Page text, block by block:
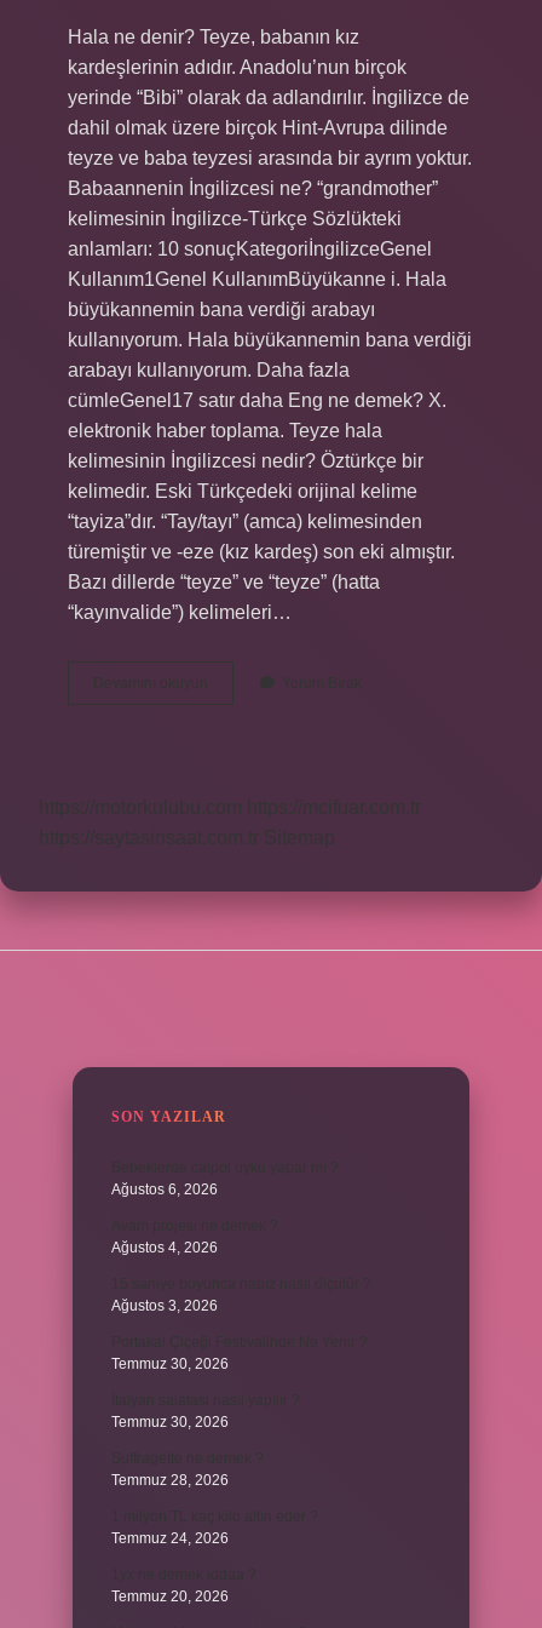
Hala ne denir? Teyze, babanın kız
kardeşlerinin adıdır. Anadolu’nun birçok
yerinde “Bibi” olarak da adlandırılır. İngilizce de
dahil olmak üzere birçok Hint-Avrupa dilinde
teyze ve baba teyzesi arasında bir ayrım yoktur.
Babaannenin İngilizcesi ne? “grandmother”
kelimesinin İngilizce-Türkçe Sözlükteki
anlamları: 10 sonuçKategoriİngilizceGenel
Kullanım1Genel KullanımBüyükanne i. Hala
büyükannemin bana verdiği arabayı
kullanıyorum. Hala büyükannemin bana verdiği
arabayı kullanıyorum. Daha fazla
cümleGenel17 satır daha Eng ne demek? X.
elektronik haber toplama. Teyze hala
kelimesinin İngilizcesi nedir? Öztürkçe bir
kelimedir. Eski Türkçedeki orijinal kelime
“tayiza”dır. “Tay/tayı” (amca) kelimesinden
türemiştir ve -eze (kız kardeş) son eki almıştır.
Bazı dillerde “teyze” ve “teyze” (hatta
“kayınvalide”) kelimeleri…
Devamını okuyun
Ingilizce
Yorum Bırak
https://motorkulubu.com
https://mcifuar.com.tr
https://saytasinsaat.com.tr
Sitemap
SON YAZILAR
Ağustos 6, 2026
Ağustos 4, 2026
Ağustos 3, 2026
Temmuz 30, 2026
Temmuz 30, 2026
Temmuz 28, 2026
Temmuz 24, 2026
Temmuz 20, 2026